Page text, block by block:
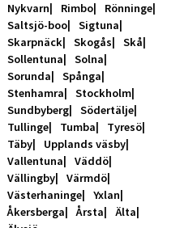
Nykvarn
Rimbo
Rönninge
Saltsjö-boo
Sigtuna
Skarpnäck
Skogås
Skå
Sollentuna
Solna
Sorunda
Spånga
Stenhamra
Stockholm
Sundbyberg
Södertälje
Tullinge
Tumba
Tyresö
Täby
Upplands väsby
Vallentuna
Väddö
Vällingby
Värmdö
Västerhaninge
Yxlan
Åkersberga
Årsta
Älta